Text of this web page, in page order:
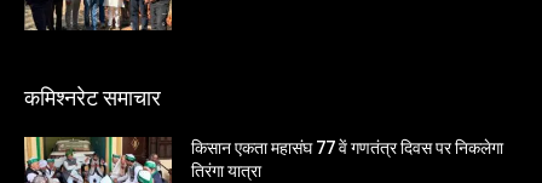
कमिश्नरेट समाचार
किसान एकता महासंघ 77 वें गणतंत्र दिवस पर निकलेगा
तिरंगा यात्रा